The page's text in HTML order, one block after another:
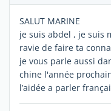
SALUT MARINE
je suis abdel , je suis
ravie de faire ta
je vous parle aussi
chine l'année
l’aidée a parler